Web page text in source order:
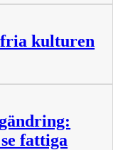
fria kulturen
fattiga